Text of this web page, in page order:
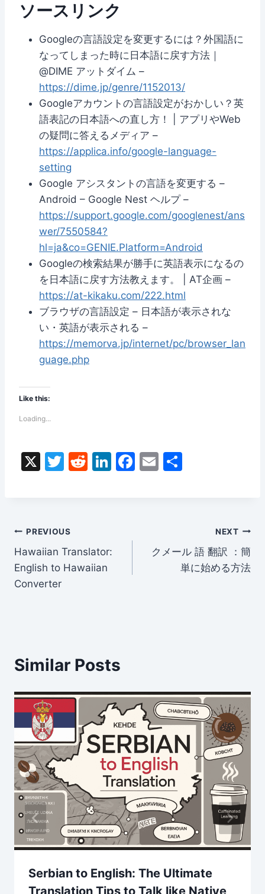
ソースリンク
Googleの言語設定を変更するには？外国語に
なってしまった時に日本語に戻す方法｜
@DIME アットダイム –
https://dime.jp/genre/1152013/
Googleアカウントの言語設定がおかしい？英
語表記の日本語への直し方！ | アプリやWeb
の疑問に答えるメディア –
https://applica.info/google-language-
setting
Google アシスタントの言語を変更する –
Android – Google Nest ヘルプ –
https://support.google.com/googlenest/ans
wer/7550584?
hl=ja&co=GENIE.Platform=Android
Googleの検索結果が勝手に英語表示になるの
を日本語に戻す方法教えます。 | AT企画 –
https://at-kikaku.com/222.html
ブラウザの言語設定 – 日本語が表示されな
い・英語が表示される –
https://memorva.jp/internet/pc/browser_lan
guage.php
Like this:
Loading...
X
T
R
Li
n
F
E
Post
navigation
PREVIOUS
Hawaiian Translator:
English to Hawaiian
Converter
NEXT
クメール 語 翻訳 ：簡
単に始める方法
Similar Posts
Serbian to English: The Ultimate
Translation Tips to Talk like Native